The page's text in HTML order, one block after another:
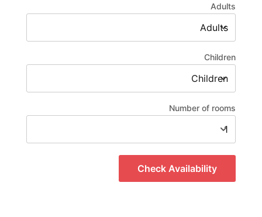
Adults
Children
Number of rooms
Check Availability